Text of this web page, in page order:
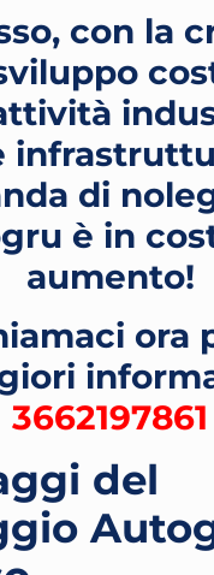
con la
di
è in
aumento!
ora
3662197861
del